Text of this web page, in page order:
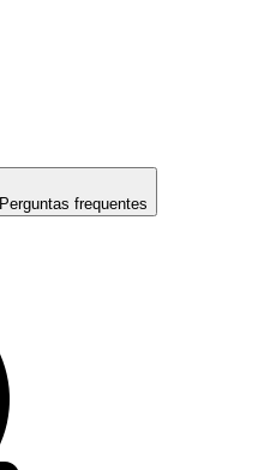
Perguntas frequentes